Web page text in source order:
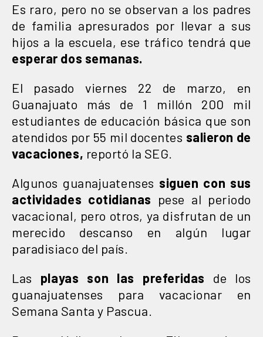
Es raro, pero no se observan a los padres
de familia apresurados por llevar a sus
hijos a la escuela, ese tráfico tendrá que
esperar dos semanas.
El pasado viernes 22 de marzo, en
Guanajuato más de 1 millón 200 mil
estudiantes de educación básica que son
atendidos por 55 mil docentes salieron de
vacaciones, reportó la SEG.
Algunos guanajuatenses siguen con sus
actividades cotidianas pese al periodo
vacacional, pero otros, ya disfrutan de un
merecido descanso en algún lugar
paradisiaco del país.
Las playas son las preferidas de los
guanajuatenses para vacacionar en
Semana Santa y Pascua.